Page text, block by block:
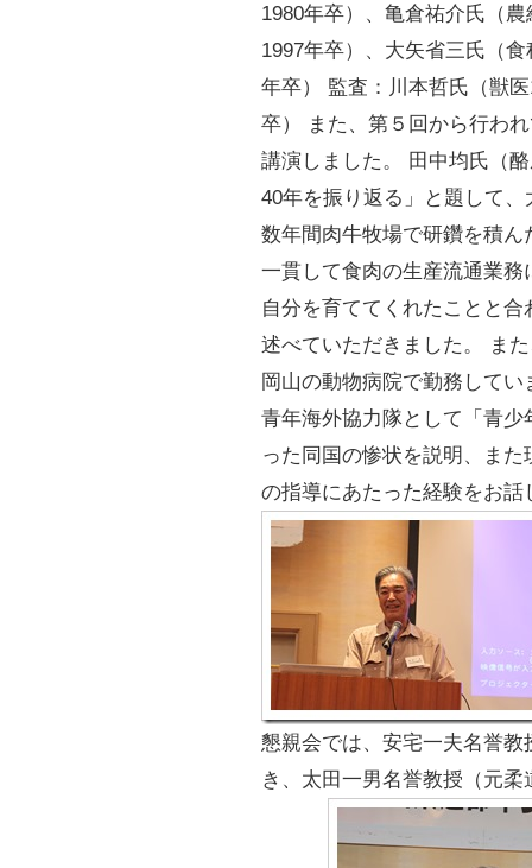
1980年卒）、亀倉祐介氏（
1997年卒）、大矢省三氏（
年卒） 監査：川本哲氏（獣
卒） また、第５回から行わ
講演しました。 田中均氏（
40年を振り返る」と題して
数年間肉牛牧場で研鑽を積
一貫して食肉の生産流通業
自分を育ててくれたことと
述べていただきました。 ま
岡山の動物病院で勤務して
青年海外協力隊として「青
った同国の惨状を説明、ま
の指導にあたった経験をお話
懇親会では、安宅一夫名誉
き、太田一男名誉教授（元